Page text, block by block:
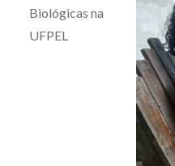
Biológicas na
UFPEL